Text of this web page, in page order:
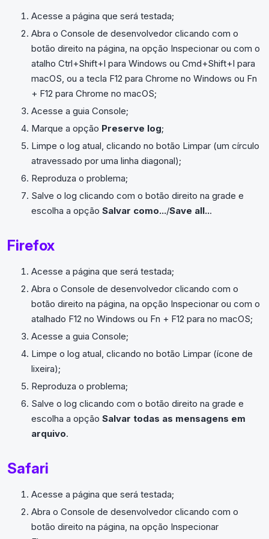
Acesse a página que será testada;
Abra o Console de desenvolvedor clicando com o
botão direito na página, na opção Inspecionar ou com o
atalho Ctrl+Shift+I para Windows ou Cmd+Shift+I para
macOS, ou a tecla F12 para Chrome no Windows ou Fn
+ F12 para Chrome no macOS;
Acesse a guia Console;
Marque a opção Preserve log;
Limpe o log atual, clicando no botão Limpar (um círculo
atravessado por uma linha diagonal);
Reproduza o problema;
Salve o log clicando com o botão direito na grade e
escolha a opção Salvar como.../Save all...
Firefox
Acesse a página que será testada;
Abra o Console de desenvolvedor clicando com o
botão direito na página, na opção Inspecionar ou com o
atalhado F12 no Windows ou Fn + F12 para no macOS;
Acesse a guia Console;
Limpe o log atual, clicando no botão Limpar (ícone de
lixeira);
Reproduza o problema;
Salve o log clicando com o botão direito na grade e
escolha a opção Salvar todas as mensagens em
arquivo.
Safari
Acesse a página que será testada;
Abra o Console de desenvolvedor clicando com o
botão direito na página, na opção Inspecionar